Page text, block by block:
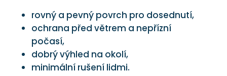
rovný a pevný povrch pro dosednutí,
ochrana před větrem a nepřízní
počasí,
dobrý výhled na okolí,
minimální rušení lidmi.